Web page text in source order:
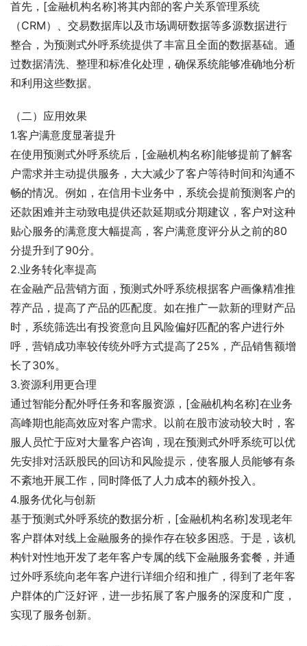
首先，[金融机构名称]将其内部的客户关系管理系统
（CRM）、交易数据库以及市场调研数据等多源数据进行
整合，为预测式外呼系统提供了丰富且全面的数据基础。通
过数据清洗、整理和标准化处理，确保系统能够准确地分析
和利用这些数据。
（二）应用效果
1.客户满意度显著提升
在使用预测式外呼系统后，[金融机构名称]能够提前了解客
户需求并主动提供服务，大大减少了客户等待时间和沟通不
畅的情况。例如，在信用卡业务中，系统会提前预测客户的
还款困难并主动致电提供还款延期或分期建议，客户对这种
贴心服务的满意度大幅提高，客户满意度评分从之前的80
分提升到了90分。
2.业务转化率提高
在金融产品营销方面，预测式外呼系统根据客户画像精准推
荐产品，提高了产品的匹配度。如在推广一款新的理财产品
时，系统筛选出有投资意向且风险偏好匹配的客户进行外
呼，营销成功率较传统外呼方式提高了25%，产品销售额增
长了30%。
3.资源利用更合理
通过智能分配外呼任务和客服资源，[金融机构名称]在业务
高峰期也能高效应对客户需求。以前在股市波动较大时，客
服人员忙于应对大量客户咨询，现在预测式外呼系统可以优
先安排对活跃股民的回访和风险提示，使客服人员能够有条
不紊地开展工作，同时降低了人力成本的额外投入。
4.服务优化与创新
基于预测式外呼系统的数据分析，[金融机构名称]发现老年
客户群体对线上金融服务的操作存在较多困惑。于是，该机
构针对性地开发了老年客户专属的线下金融服务套餐，并通
过外呼系统向老年客户进行详细介绍和推广，得到了老年客
户群体的广泛好评，进一步拓展了客户服务的深度和广度，
实现了服务创新。